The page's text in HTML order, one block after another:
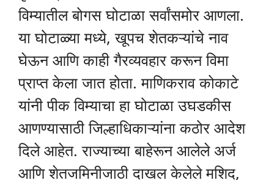
विम्यातील बोगस घोटाळा सर्वांसमोर आणला.
या घोटाळ्या मध्ये, खूपच शेतकऱ्यांचे नाव
घेऊन आणि काही गैरव्यवहार करून विमा
प्राप्त केला जात होता. माणिकराव कोकाटे
यांनी पीक विम्याचा हा घोटाळा उघडकीस
आणण्यासाठी जिल्हाधिकाऱ्यांना कठोर आदेश
दिले आहेत. राज्याच्या बाहेरून आलेले अर्ज
आणि शेतजमिनीजाठी दाखल केलेले मशिद,